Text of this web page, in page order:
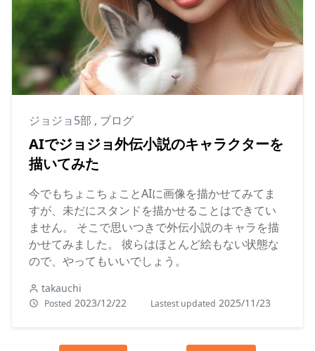
ジョジョ5部 , ブログ
AIでジョジョ外伝小説のキャラクターを
描いてみた
今でもちょこちょことAIに画像を描かせてみてま
すが、未だにスタンドを描かせることはできてい
ません。 そこで思いつきで外伝小説のキャラを描
かせてみました。 彼らはほとんど絵もない状態な
ので、やってもいいでしょう。
takauchi
Posted 2023/12/22 Lastest updated 2025/11/23